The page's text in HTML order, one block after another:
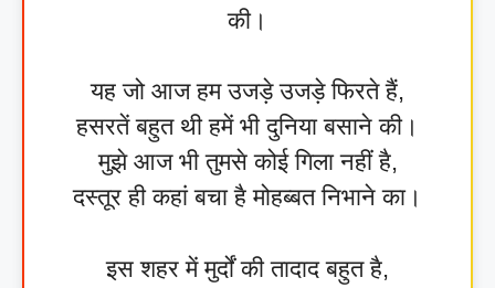
की।
यह जो आज हम उजड़े उजड़े फिरते हैं,
हसरतें बहुत थी हमें भी दुनिया बसाने की।
मुझे आज भी तुमसे कोई गिला नहीं है,
दस्तूर ही कहां बचा है मोहब्बत निभाने का।
इस शहर में मुर्दों की तादाद बहुत है,